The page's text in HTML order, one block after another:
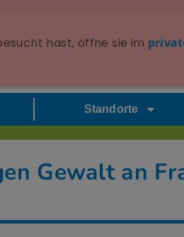
Standorte
Gewalt an
hast, öffne sie im